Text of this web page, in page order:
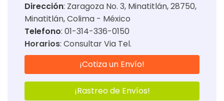
Dirección: Zaragoza No. 3, Minatitlán, 28750,
Minatitlán, Colima - México
Telefono: 01-314-336-0150
Horarios: Consultar Via Tel.
¡Cotiza un Envío!
¡Rastreo de Envíos!